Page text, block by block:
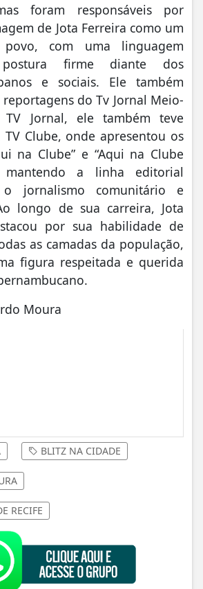
foram responsáveis por
de Jota Ferreira como um
com uma linguagem
firme diante dos
e sociais. Ele também
do Tv Jornal Meio-
Jornal, ele também teve
TV Clube, onde apresentou os
na Clube” e “Aqui na Clube
mantendo a linha editorial
jornalismo comunitário e
longo de sua carreira, Jota
por sua habilidade de
as camadas da população,
figura respeitada e querida
Moura
BLITZ NA CIDADE
RECIFE